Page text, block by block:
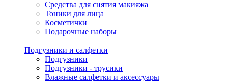
Средства для снятия макияжа
Тоники для лица
Косметички
Подарочные наборы
Подгузники и салфетки
Подгузники
Подгузники - трусики
Влажные салфетки и аксессуары